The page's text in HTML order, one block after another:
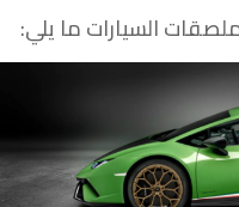
السيارات ما يلي: